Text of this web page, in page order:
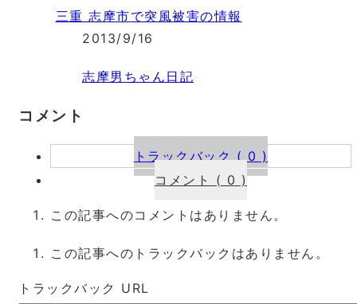
三重 志摩市で突風被害の情報
2013/9/16
志摩男ちゃん日記
コメント
トラックバック ( 0 )
コメント ( 0 )
この記事へのコメントはありません。
この記事へのトラックバックはありません。
トラックバック URL